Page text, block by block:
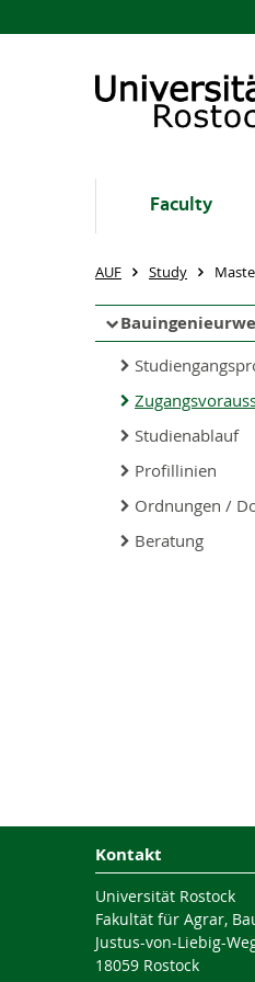
Faculty
AUF Study
Studienablauf
Profillinien
Ordnungen /
Beratung
Kontakt
Universität Rostock
Fakultät für Agrar,
Justus-von-Liebig-
18059 Rostock